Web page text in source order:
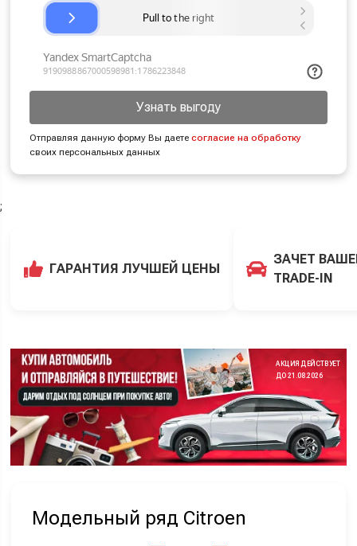
Узнать выгоду
Отправляя данную форму Вы даетесогласие на обработку
своих персональных данных
;
ГАРАНТИЯ ЛУЧШЕЙ ЦЕНЫ
ЗАЧЕТ
TRADE-IN
АКЦИЯ ДЕЙСТВУЕТ
ДО 21.08.2026
Модельный ряд Citroen